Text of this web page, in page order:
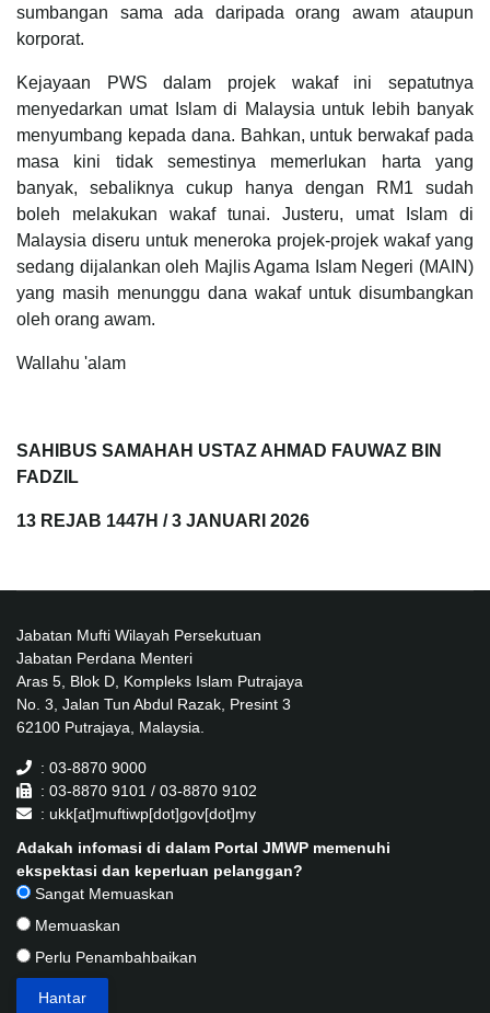
sumbangan sama ada daripada orang awam ataupun
korporat.
Kejayaan PWS dalam projek wakaf ini sepatutnya
menyedarkan umat Islam di Malaysia untuk lebih banyak
menyumbang kepada dana. Bahkan, untuk berwakaf pada
masa kini tidak semestinya memerlukan harta yang
banyak, sebaliknya cukup hanya dengan RM1 sudah
boleh melakukan wakaf tunai. Justeru, umat Islam di
Malaysia diseru untuk meneroka projek-projek wakaf yang
sedang dijalankan oleh Majlis Agama Islam Negeri (MAIN)
yang masih menunggu dana wakaf untuk disumbangkan
oleh orang awam.
Wallahu 'alam
SAHIBUS SAMAHAH USTAZ AHMAD FAUWAZ BIN
FADZIL
13 REJAB 1447H / 3 JANUARI 2026
Jabatan Mufti Wilayah Persekutuan
Jabatan Perdana Menteri
Aras 5, Blok D, Kompleks Islam Putrajaya
No. 3, Jalan Tun Abdul Razak, Presint 3
62100 Putrajaya, Malaysia.
: 03-8870 9000
: 03-8870 9101 / 03-8870 9102
: ukk[at]muftiwp[dot]gov[dot]my
Adakah infomasi di dalam Portal JMWP memenuhi
ekspektasi dan keperluan pelanggan?
Sangat Memuaskan
Memuaskan
Perlu Penambahbaikan